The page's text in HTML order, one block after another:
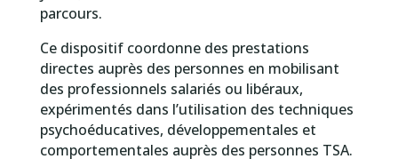
parcours.
Ce dispositif coordonne des prestations
directes auprès des personnes en mobilisant
des professionnels salariés ou libéraux,
expérimentés dans l’utilisation des techniques
psychoéducatives, développementales et
comportementales auprès des personnes TSA.